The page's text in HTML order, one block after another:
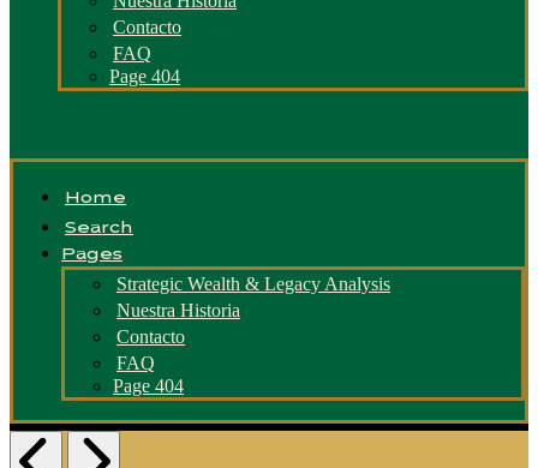
Contacto
FAQ
Page 404
Home
Search
Pages
Strategic Wealth & Legacy Analysis
Nuestra Historia
Contacto
FAQ
Page 404